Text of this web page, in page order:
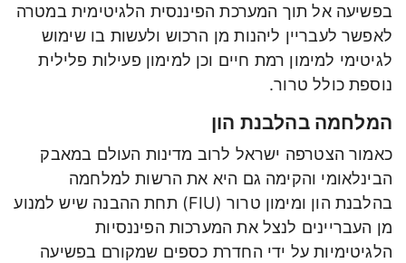
בפשיעה אל תוך המערכת הפיננסית הלגיטימית במטרה
לאפשר לעבריין ליהנות מן הרכוש ולעשות בו שימוש
לגיטימי למימון רמת חיים וכן למימון פעילות פלילית
נוספת כולל טרור.
המלחמה בהלבנת הון
כאמור הצטרפה ישראל לרוב מדינות העולם במאבק
הבינלאומי והקימה גם היא את הרשות למלחמה
בהלבנת הון ומימון טרור (FIU) תחת ההבנה שיש למנוע
מן העבריינים לנצל את המערכות הפיננסיות
הלגיטימיות על ידי החדרת כספים שמקורם בפשיעה